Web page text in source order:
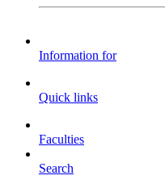
Information for
Quick links
Faculties
Search